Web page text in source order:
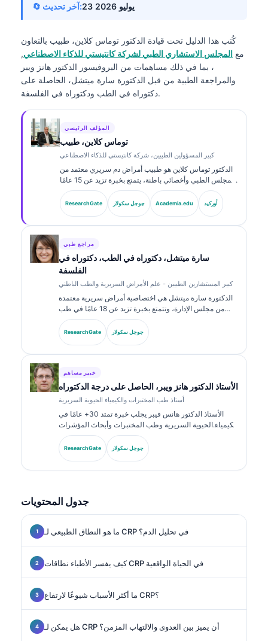
🔄 آخر تحديث: 23 يوليو 2026
كُتب هذا الدليل تحت قيادة الدكتور توماس كلاين، طبيب بالتعاون
مع المجلس الاستشاري الطبي لشركة كانتيستي للذكاء الاصطناعي,
، بما في ذلك مساهمات من البروفيسور الدكتور هانز ويبر
والمراجعة الطبية من قبل الدكتورة سارة ميتشل، الحاصلة على
دكتوراه في الطب ودكتوراه في الفلسفة.
المؤلف الرئيسي
توماس كلاين، طبيب
كبير المسؤولين الطبيين، شركة كانتيستي للذكاء الاصطناعي
الدكتور توماس كلاين هو طبيب أمراض دم سريري معتمد من
المجلس الطبي وأخصائي باطنة، يتمتع بخبرة تزيد عن 15 عامًا
في طب المختبرات والتحليل السريري المدعوم بالذكاء
الاصطناعي. بصفته كبير مسؤولي الشؤون الطبية في
Kantesti AI، يوفّر إشرافًا سريريًا على دقة المعلومات الطبية
ResearchGate جوجل سكولار Academia.edu أوركيد
مراجع طبي
سارة ميتشل، دكتوراه في الطب، دكتوراه في
الفلسفة
كبير المستشارين الطبيين - علم الأمراض السريرية والطب الباطني
الدكتورة سارة ميتشل هي اختصاصية أمراض سريرية معتمدة
من مجلس الإدارة، وتتمتع بخبرة تزيد عن 18 عامًا في طب
المختبرات والتحليل التشخيصي. تحمل شهادات تخصص في
الكيمياء السريرية، ونشرت على نطاق واسع حول لوحات
ResearchGate جوجل سكولار
خبير مساهم
الأستاذ الدكتور هانز ويبر، الحاصل على درجة الدكتوراه
أستاذ طب المختبرات والكيمياء الحيوية السريرية
الأستاذ الدكتور هانس فيبر يجلب خبرة تمتد 30+ عامًا في
الكيمياء الحيوية السريرية وطب المختبرات وأبحاث المؤشرات
الحيوية. بصفته الرئيس السابق للجمعية الألمانية للكيمياء
السريرية، يتخصص في تحليل لوحات التشخيص، وتوحيد
المؤشرات الحيوية، والطب المخبري المدعوم بالذكاء
ResearchGate جوجل سكولار
جدول المحتويات
ما هو النطاق الطبيعي لـ CRP في تحليل الدم؟
كيف يفسر الأطباء نطاقات CRP في الحياة الواقعية
ما أكثر الأسباب شيوعًا لارتفاع CRP؟
هل يمكن لـ CRP أن يميز بين العدوى والالتهاب المزمن؟